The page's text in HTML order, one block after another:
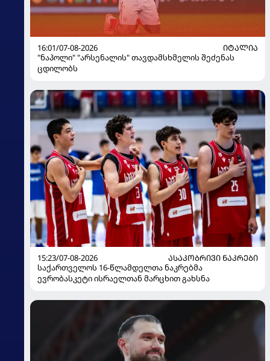
16:01/07-08-2026
ᲘᲢᲐᲚᲘᲐ
"ნაპოლი" "არსენალის" თავდამსხმელის შეძენას
ცდილობს
15:23/07-08-2026
ᲐᲡᲐᲙᲝᲑᲠᲘᲕᲘ ᲜᲐᲙᲠᲔᲑᲘ
საქართველოს 16-წლამდელთა ნაკრებმა
ევრობასკეტი ისრაელთან მარცხით გახსნა